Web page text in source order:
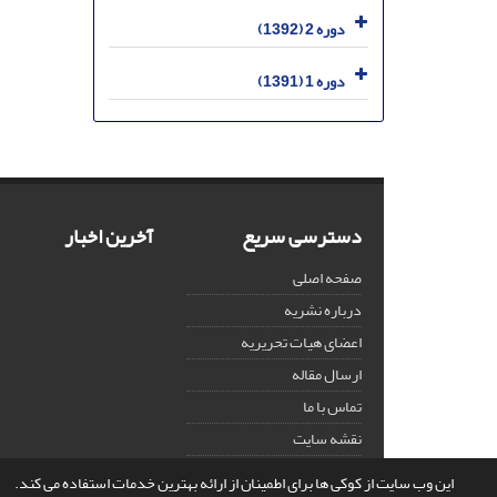
این وب سایت از کوکی ها برای اطمینان از ارائه بهترین خدمات استفاده می کند.
دوره 2 (1392)
دوره 1 (1391)
دسترسی سریع
صفحه اصلی
درباره نشریه
اعضای هیات تحریریه
ارسال مقاله
تماس با ما
نقشه سایت
آخرین اخبار